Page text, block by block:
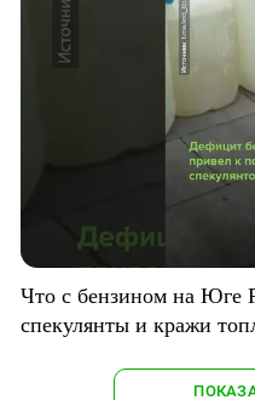
Что с бензином на Юге
спекулянты и кражи